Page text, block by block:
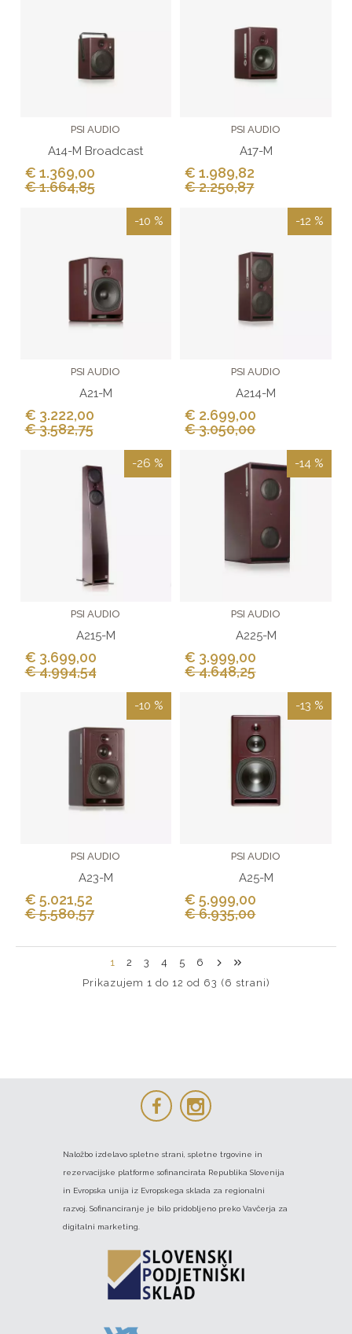
PSI AUDIO
A14-M Broadcast
€ 1.369,00
€ 1.664,85
PSI AUDIO
A17-M
€ 1.989,82
€ 2.250,87
-10 %
PSI AUDIO
A21-M
€ 3.222,00
€ 3.582,75
-12 %
PSI AUDIO
A214-M
€ 2.699,00
€ 3.050,00
-26 %
PSI AUDIO
A215-M
€ 3.699,00
€ 4.994,54
-14 %
PSI AUDIO
A225-M
€ 3.999,00
€ 4.648,25
-10 %
PSI AUDIO
A23-M
€ 5.021,52
€ 5.580,57
-13 %
PSI AUDIO
A25-M
€ 5.999,00
€ 6.935,00
1 2 3 4 5
6
Prikazujem 1 do 12 od 63 (6 strani)
Naložbo izdelavo spletne strani, spletne trgovine in
rezervacijske platforme sofinancirata Republika Slovenija
in Evropska unija iz Evropskega sklada za regionalni
razvoj. Sofinanciranje je bilo pridobljeno preko Vavčerja za
digitalni marketing.